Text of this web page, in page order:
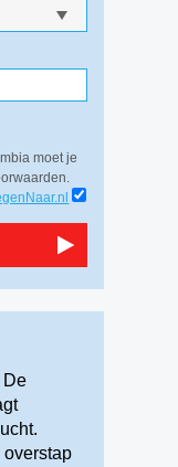
moet je
De
overstap